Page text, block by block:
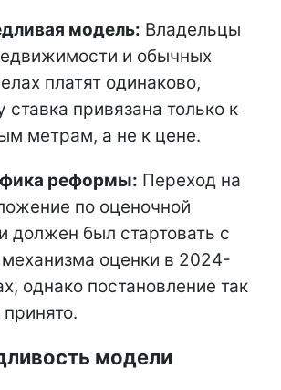
модель: Владельцы
и обычных
платят одинаково,
ставка привязана только к
метрам, а не к цене.
реформы: Переход на
по оценочной
должен был стартовать с
оценки в 2024-
однако постановление так
модели